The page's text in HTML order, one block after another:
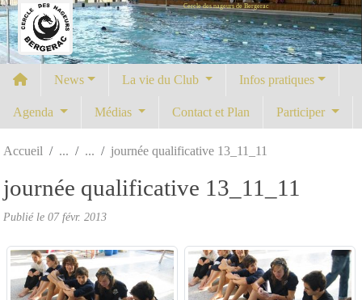
Cercle des nageurs de Bergerac
News La vie du Club Infos pratiques
Agenda Médias Contact et Plan Participer
Accueil journée qualificative 13_11_11
journée qualificative 13_11_11
Publié le 07 févr. 2013
Panneau de gestion des cookies